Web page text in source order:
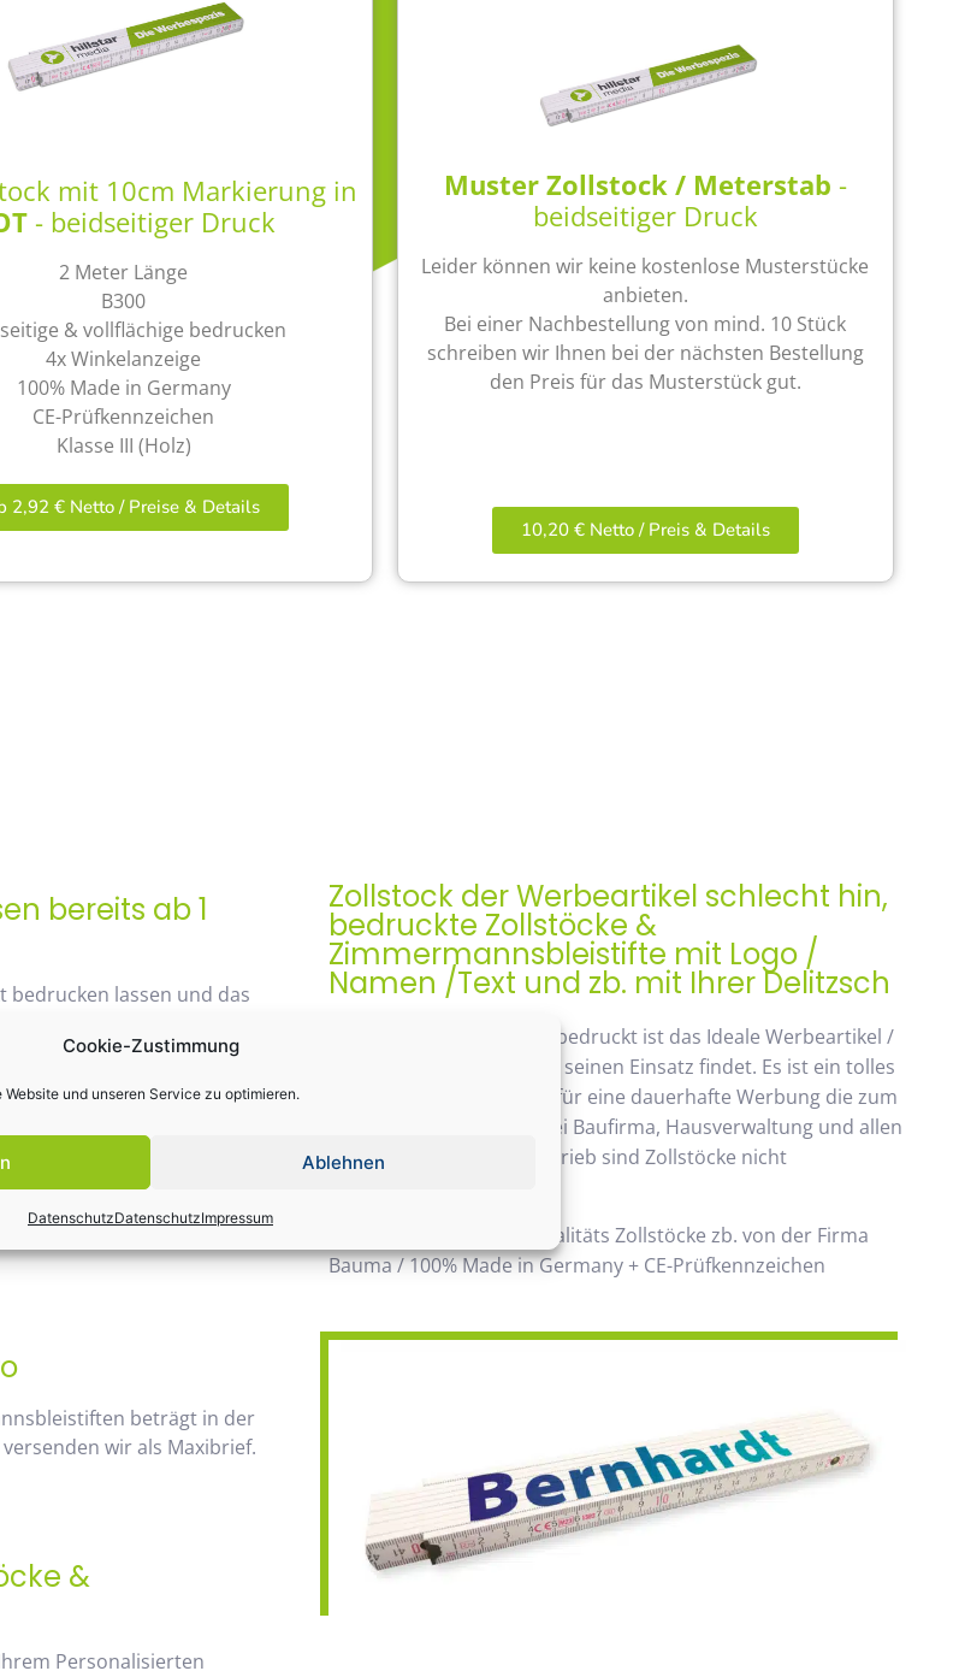
Cookie-Zustimmung
und unseren Service zu optimieren.
Ablehnen
DatenschutzDatenschutzImpressum
mit 10cm Markierung in
- beidseitiger Druck
2 Meter Länge
B300
& vollflächige bedrucken
4x Winkelanzeige
100% Made in Germany
CE-Prüfkennzeichen
Klasse III (Holz)
2,92 € Netto / Preise & Details
Muster Zollstock / Meterstab -
beidseitiger Druck
Leider können wir keine kostenlose Musterstücke
anbieten.
Bei einer Nachbestellung von mind. 10 Stück
schreiben wir Ihnen bei der nächsten Bestellung
den Preis für das Musterstück gut.
10,20 € Netto / Preis & Details
bereits ab 1
bedrucken lassen und das
profitieren. Die
anhand der
beträgt in der
wir als Maxibrief.
&
Personalisierten
Zollstock der Werbeartikel schlecht hin,
bedruckte Zollstöcke &
Zimmermannsbleistifte mit Logo /
Namen /Text und zb. mit Ihrer Delitzsch
Der Zollstock, Meterstab bedruckt ist das Ideale Werbeartikel /
Werbegeschenk der auch seinen Einsatz findet. Es ist ein tolles
& praktisches Geschenk, für eine dauerhafte Werbung die zum
Einsatz kommt. Beliebt bei Baufirma, Hausverwaltung und allen
möglichen Handwerksbetrieb sind Zollstöcke nicht
Daher wir verwenden Qualitäts Zollstöcke zb. von der Firma
Bauma / 100% Made in Germany + CE-Prüfkennzeichen